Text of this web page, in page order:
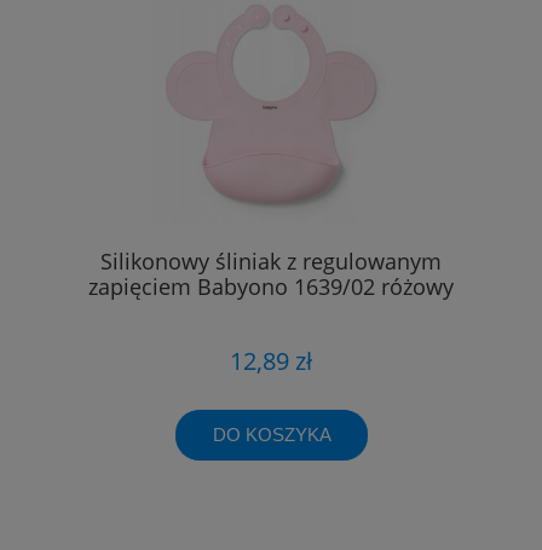
Silikonowy śliniak z regulowanym
zapięciem Babyono 1639/02 różowy
12,89 zł
DO KOSZYKA